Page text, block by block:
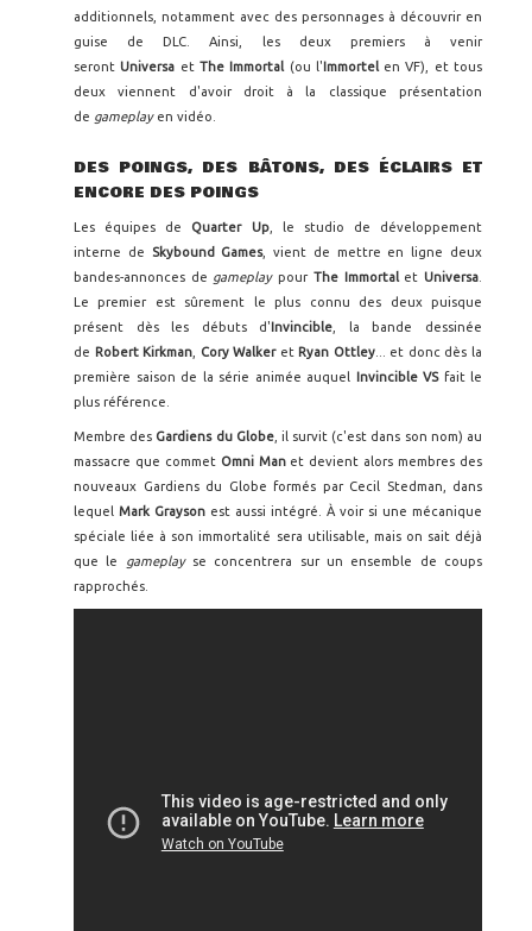
additionnels, notamment avec des personnages à découvrir en
guise de DLC. Ainsi, les deux premiers à venir
serontUniversa et The Immortal (ou l'Immortel en VF), et tous
deux viennent d'avoir droit à la classique présentation
de gameplay en vidéo.
DES POINGS, DES BÂTONS, DES ÉCLAIRS ET
ENCORE DES POINGS
Les équipes de Quarter Up, le studio de développement
interne de
Skybound Games, vient de mettre en ligne deux
bandes-annonces de gameplaypour The Immortal etUniversa
Le premier est sûrement le plus connu des deux puisque
présent dès les débuts d' Invincible , la bande dessinée
de Robert Kirkman Cory Walker et Ryan Ottley... et donc dès la
première saison de la série animée auquel
Invincible VS fait le
plus référence.
Membre des Gardiens du Globe, il survit (c'est dans son nom) au
massacre que commet Omni Man et devient alors membres des
nouveaux Gardiens du Globe formés par Cecil Stedman, dans
lequel Mark Grayson est aussi intégré. À voir si une mécanique
spéciale liée à son immortalité sera utilisable, mais on sait déjà
que le
gameplay se concentrera sur un ensemble de coups
rapprochés.